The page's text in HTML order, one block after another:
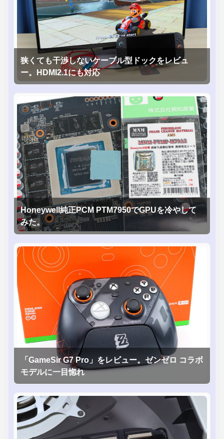
狭くても干渉しないケーブル型ドックをレビュ
ー。HDMI2.1にも対応
Honeywell純正PCM PTM7950でGPUを冷やして
みた。
「GameSir G7 Pro」をレビュー。ゼンゼロ コラボ
モデルに一目惚れ